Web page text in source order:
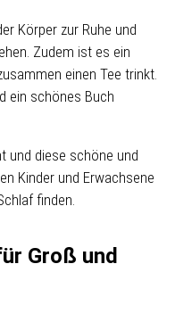
Körper zur Ruhe und
Zudem ist es ein
einen Tee trinkt.
ein schönes Buch
und diese schöne und
Kinder und Erwachsene
finden.
Groß und